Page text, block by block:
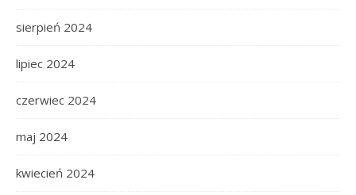
sierpień 2024
lipiec 2024
czerwiec 2024
maj 2024
kwiecień 2024